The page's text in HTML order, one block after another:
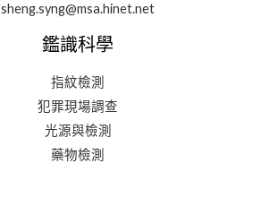
sheng.syng@msa.hinet.net
鑑識科學
指紋檢測
犯罪現場調查
光源與檢測
藥物檢測